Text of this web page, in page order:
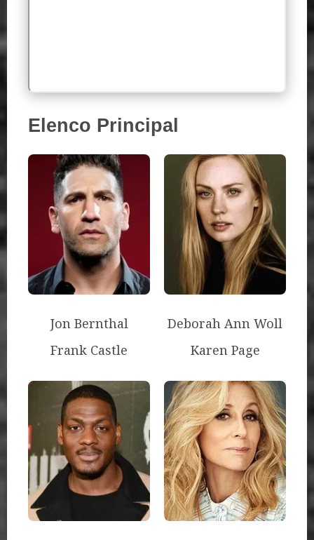
Elenco Principal
Jon Bernthal
Frank Castle
Deborah Ann Woll
Karen Page